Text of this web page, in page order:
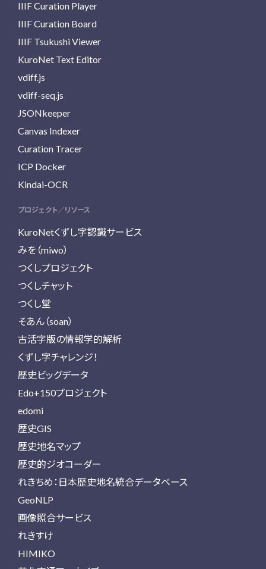
IIIF Curation Player
IIIF Curation Board
IIIF Tsukushi Viewer
KuroNet Text Editor
vdiff.js
vdiff-seq.js
JSONkeeper
Canvas Indexer
Curation Tracer
ICP Docker
Kindai-OCR
プロジェクト／リソース
KuroNetくずし字認識サービス
みを（miwo）
つくしプロジェクト
つくしチャット
つくし堂
そあん（soan）
古活字版の情報学的解析
くずし字チャレンジ！
歴史ビッグデータ
Edo+150プロジェクト
edomi
歴史GIS
歴史地名マップ
歴史的ジオコーダー
れきちめ：日本歴史地名統合データベース
GeoNLP
画像照合サービス
れきすけ
HIMIKO